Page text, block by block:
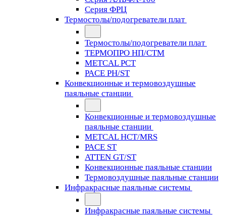
Серия ФРЦ
Термостолы/подогреватели плат
Термостолы/подогреватели плат
ТЕРМОПРО НП/СТМ
METCAL PCT
PACE PH/ST
Конвекционные и термовоздушные
паяльные станции
Конвекционные и термовоздушные
паяльные станции
METCAL HCT/MRS
PACE ST
ATTEN GT/ST
Конвекционные паяльные станции
Термовоздушные паяльные станции
Инфракрасные паяльные системы
Инфракрасные паяльные системы